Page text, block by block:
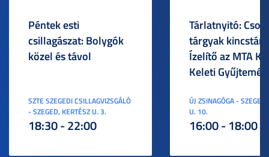
Péntek esti
csillagászat: Bolygók
közel és távol
SZTE SZEGEDI CSILLAGVIZSGÁLÓ
- SZEGED, KERTÉSZ U. 3.
18:30 - 22:00
Tárlatnyitó:
tárgyak
Ízelítő az MTA
Keleti
ÚJ ZSINAGÓGA -
U. 10.
16:00 - 18:00